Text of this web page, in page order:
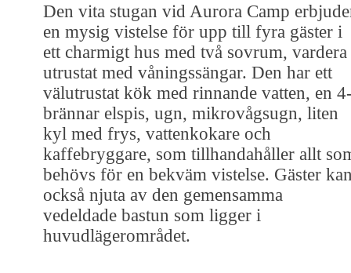
Den vita stugan vid Aurora Camp
en mysig vistelse för upp till fyra gäster i
ett charmigt hus med två sovrum, vardera
utrustat med våningssängar. Den har ett
välutrustat kök med rinnande vatten, en
brännar elspis, ugn, mikrovågsugn, liten
kyl med frys, vattenkokare och
kaffebryggare, som tillhandahåller allt
behövs för en bekväm vistelse. Gäster
också njuta av den gemensamma
vedeldade bastun som ligger i
huvudlägerområdet.